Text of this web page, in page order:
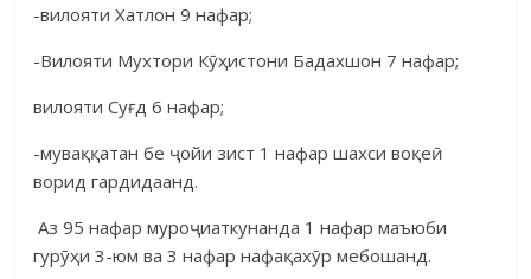
-вилояти Хатлон 9 нафар;
-Вилояти Мухтори Кӯҳистони Бадахшон 7 нафар;
вилояти Суғд 6 нафар;
-муваққатан бе ҷойи зист 1 нафар шахси воқеӣ
ворид гардидаанд.
Аз 95 нафар муроҷиаткунанда 1 нафар маъюби
гурӯҳи 3-юм ва 3 нафар нафақахӯр мебошанд.